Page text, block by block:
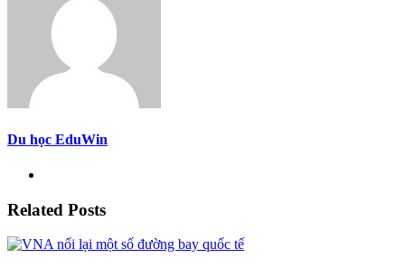
Du học EduWin
Related Posts